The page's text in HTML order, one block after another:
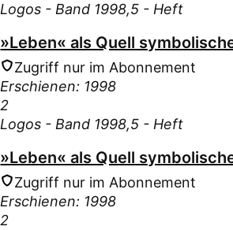
Logos - Band 1998,5 - Heft
»Leben« als Quell
Zugriff nur im Abonnement
Erschienen: 1998
2
Logos - Band 1998,5 - Heft
»Leben« als Quell
Zugriff nur im Abonnement
Erschienen: 1998
2